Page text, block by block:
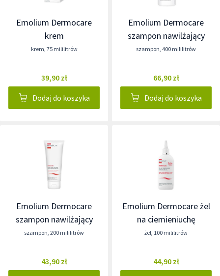
Emolium Dermocare
krem
krem, 75 mililitrów
39,90 zł
Dodaj do koszyka
Emolium Dermocare
szampon nawilżający
szampon, 400 mililitrów
66,90 zł
Dodaj do koszyka
Emolium Dermocare
szampon nawilżający
szampon, 200 mililitrów
43,90 zł
Emolium Dermocare żel
na ciemieniuchę
żel, 100 mililitrów
44,90 zł